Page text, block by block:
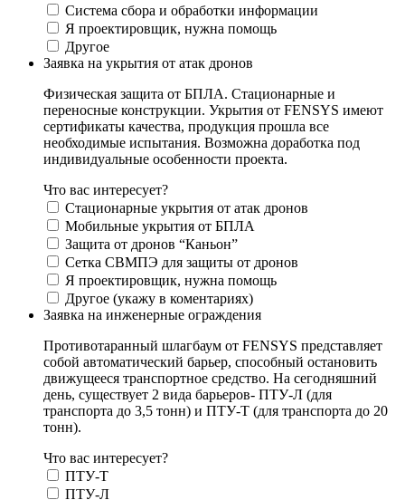
Система сбора и обработки информации
Я проектировщик, нужна помощь
Другое
Заявка на укрытия от атак дронов
Физическая защита от БПЛА. Стационарные и
переносные конструкции. Укрытия от FENSYS имеют
сертификаты качества, продукция прошла все
необходимые испытания. Возможна доработка под
индивидуальные особенности проекта.
Что вас интересует?
Стационарные укрытия от атак дронов
Мобильные укрытия от БПЛА
Защита от дронов “Каньон”
Сетка СВМПЭ для защиты от дронов
Я проектировщик, нужна помощь
Другое (укажу в коментариях)
Заявка на инженерные ограждения
Противотаранный шлагбаум от FENSYS представляет
собой автоматический барьер, способный остановить
движущееся транспортное средство. На сегодняшний
день, существует 2 вида барьеров- ПТУ-Л (для
транспорта до 3,5 тонн) и ПТУ-Т (для транспорта до 20
тонн).
Что вас интересует?
ПТУ-Т
ПТУ-Л